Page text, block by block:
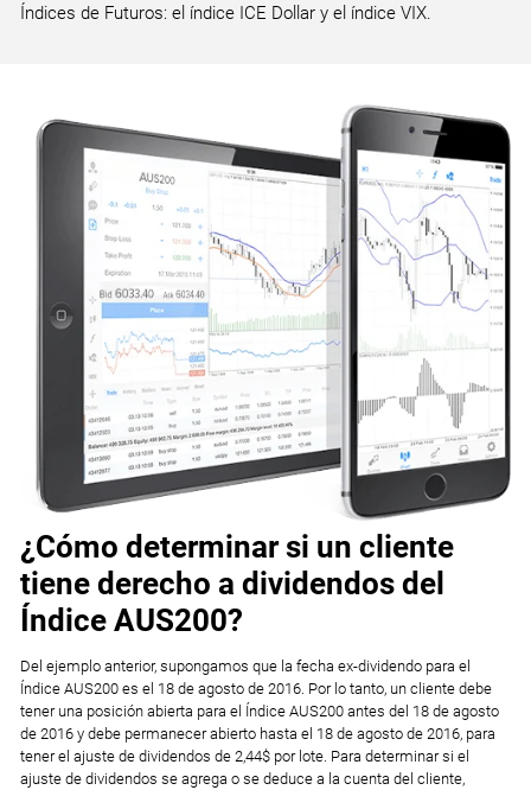
Índices de Futuros: el índice ICE Dollar y el índice VIX.
¿Cómo determinar si un cliente
tiene derecho a dividendos del
Índice AUS200?
Del ejemplo anterior, supongamos que la fecha ex-dividendo para el
Índice AUS200 es el 18 de agosto de 2016. Por lo tanto, un cliente debe
tener una posición abierta para el Índice AUS200 antes del 18 de agosto
de 2016 y debe permanecer abierto hasta el 18 de agosto de 2016, para
tener el ajuste de dividendos de 2,44$ por lote. Para determinar si el
ajuste de dividendos se agrega o se deduce a la cuenta del cliente,